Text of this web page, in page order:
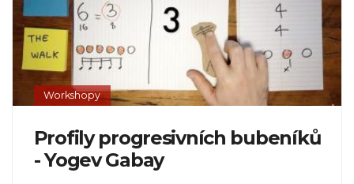
Workshopy
Profily progresivních bubeníků
- Yogev Gabay